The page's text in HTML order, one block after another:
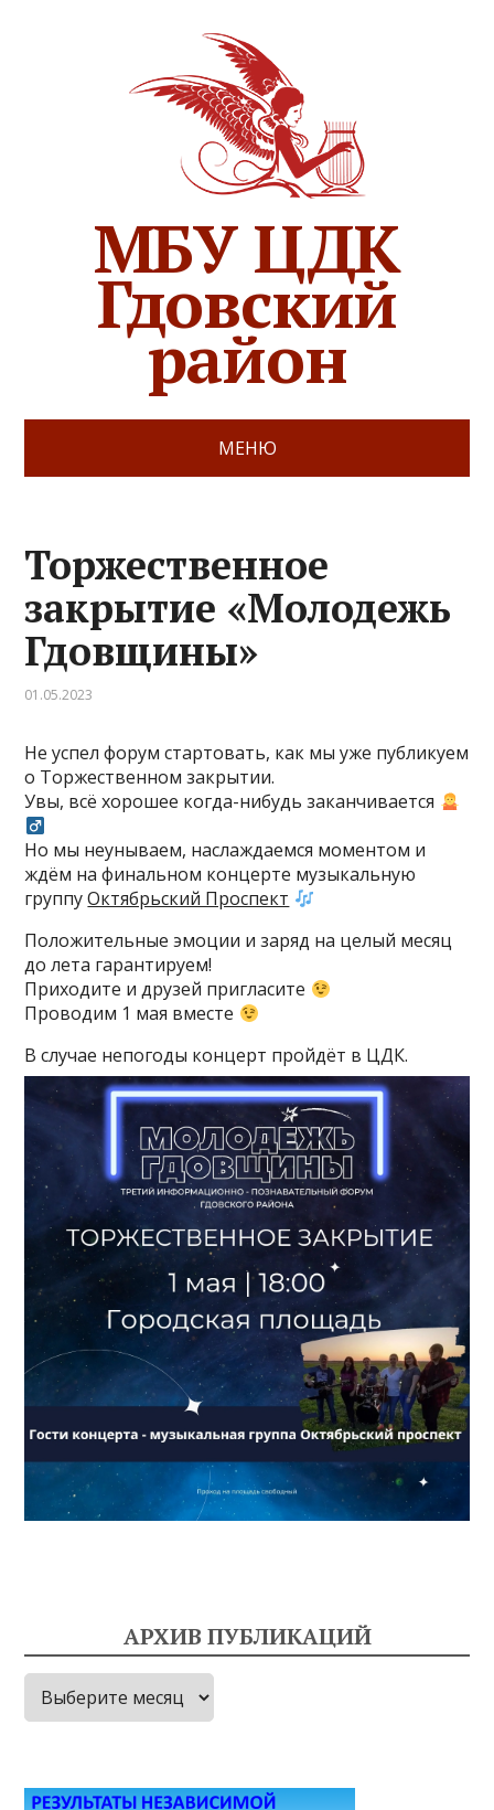
МБУ ЦДК
Гдовский
район
МЕНЮ
Торжественное
закрытие «Молодежь
Гдовщины»
01.05.2023
Не успел форум стартовать, как мы уже публикуем
о Торжественном закрытии.
Увы, всё хорошее когда-нибудь заканчивается
Но мы неунываем, наслаждаемся моментом и
ждём на финальном концерте музыкальную
группуОктябрьский Проспект
Положительные эмоции и заряд на целый месяц
до лета гарантируем!
Приходите и друзей пригласите
Проводим 1 мая вместе
В случае непогоды концерт пройдёт в ЦДК.
АРХИВ ПУБЛИКАЦИЙ
Архив
публикаций